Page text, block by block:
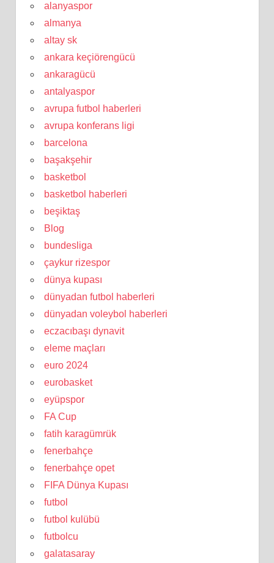
alanyaspor
almanya
altay sk
ankara keçiörengücü
ankaragücü
antalyaspor
avrupa futbol haberleri
avrupa konferans ligi
barcelona
başakşehir
basketbol
basketbol haberleri
beşiktaş
Blog
bundesliga
çaykur rizespor
dünya kupası
dünyadan futbol haberleri
dünyadan voleybol haberleri
eczacıbaşı dynavit
eleme maçları
euro 2024
eurobasket
eyüpspor
FA Cup
fatih karagümrük
fenerbahçe
fenerbahçe opet
FIFA Dünya Kupası
futbol
futbol kulübü
futbolcu
galatasaray